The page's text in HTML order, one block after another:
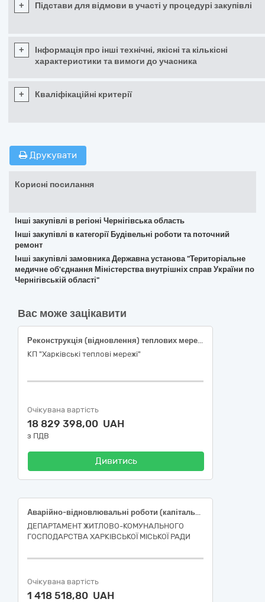
+ Підстави для відмови в участі у процедурі закупівлі
+
Інформація про інші технічні, якісні та кількісні
характеристики та вимоги до учасника
+ Кваліфікаційні критерії
Друкувати
Корисні посилання
Інші закупівлі в регіоні Чернігівська область
Інші закупівлі в категорії Будівельні роботи та поточний
ремонт
Інші закупівлі замовника Державна установа "Територіальне
медичне об'єднання Міністерства внутрішніх справ України по
Чернігівській області"
Вас може зацікавити
Реконструкція (відновлення) теплових мереж на ділянці від MK1906 до МК1128А/14 по вул. Тараса Бобанича в м.Харкові (код ДК: 021:2015-45454000-4-Реконструкція)
КП "Харківські теплові мережі"
Очікувана вартість
18 829 398,00 UAH
з ПДВ
Дивитись
Аварійно-відновлювальні роботи (капітальний ремонт) багатоквартирного житлового будинку за адресою: вулиця Миру, 14, місто Харків. Коригування (ДК 021:2015: 45453000-7 – Капітальний ремонт і реставрація)
ДЕПАРТАМЕНТ ЖИТЛОВО-КОМУНАЛЬНОГО
ГОСПОДАРСТВА ХАРКІВСЬКОЇ МІСЬКОЇ РАДИ
Очікувана вартість
1 418 518,80 UAH